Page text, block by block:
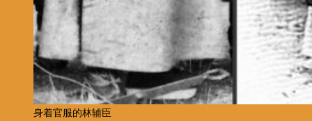
身着官服的林辅臣